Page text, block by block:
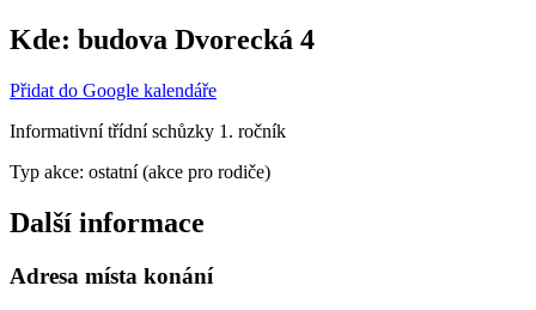
Kde: budova Dvorecká 4
Přidat do Google kalendáře
Informativní třídní schůzky 1. ročník
Typ akce: ostatní (akce pro rodiče)
Další informace
Adresa místa konání